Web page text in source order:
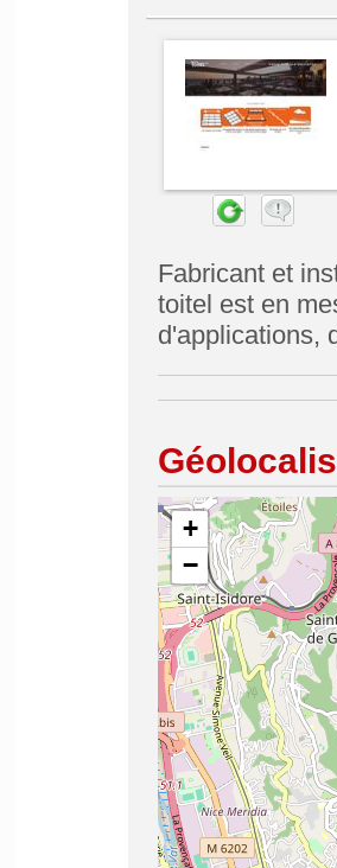
Fabricant et
toitel est en
d'applications,
+
−